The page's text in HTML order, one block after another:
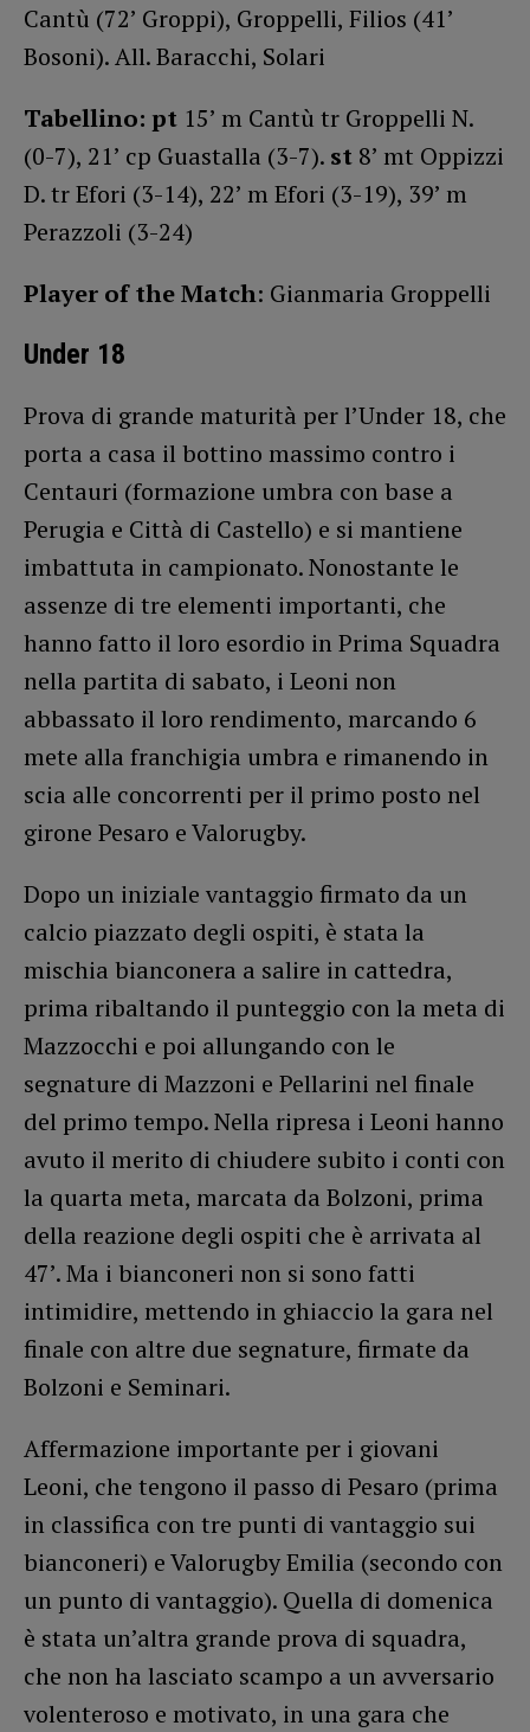
Cantù (72’ Groppi), Groppelli, Filios (41’
Bosoni). All. Baracchi, Solari
Tabellino: pt 15’ m Cantù tr Groppelli N.
(0-7), 21’ cp Guastalla (3-7). st 8’ mt Oppizzi
D. tr Efori (3-14), 22’ m Efori (3-19), 39’ m
Perazzoli (3-24)
Player of the Match: Gianmaria Groppelli
Under 18
Prova di grande maturità per l’Under 18, che
porta a casa il bottino massimo contro i
Centauri (formazione umbra con base a
Perugia e Città di Castello) e si mantiene
imbattuta in campionato. Nonostante le
assenze di tre elementi importanti, che
hanno fatto il loro esordio in Prima Squadra
nella partita di sabato, i Leoni non
abbassato il loro rendimento, marcando 6
mete alla franchigia umbra e rimanendo in
scia alle concorrenti per il primo posto nel
girone Pesaro e Valorugby.
Dopo un iniziale vantaggio firmato da un
calcio piazzato degli ospiti, è stata la
mischia bianconera a salire in cattedra,
prima ribaltando il punteggio con la meta di
Mazzocchi e poi allungando con le
segnature di Mazzoni e Pellarini nel finale
del primo tempo. Nella ripresa i Leoni hanno
avuto il merito di chiudere subito i conti con
la quarta meta, marcata da Bolzoni, prima
della reazione degli ospiti che è arrivata al
47’. Ma i bianconeri non si sono fatti
intimidire, mettendo in ghiaccio la gara nel
finale con altre due segnature, firmate da
Bolzoni e Seminari.
Affermazione importante per i giovani
Leoni, che tengono il passo di Pesaro (prima
in classifica con tre punti di vantaggio sui
bianconeri) e Valorugby Emilia (secondo con
un punto di vantaggio). Quella di domenica
è stata un’altra grande prova di squadra,
che non ha lasciato scampo a un avversario
volenteroso e motivato, in una gara che